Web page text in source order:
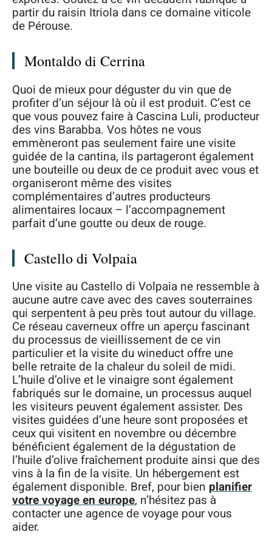
partir du raisin Itriola dans ce domaine viticole
de Pérouse.
Montaldo di Cerrina
Quoi de mieux pour déguster du vin que de
profiter d’un séjour là où il est produit. C’est ce
que vous pouvez faire à Cascina Luli, producteur
des vins Barabba. Vos hôtes ne vous
emmèneront pas seulement faire une visite
guidée de la cantina, ils partageront également
une bouteille ou deux de ce produit avec vous et
organiseront même des visites
complémentaires d’autres producteurs
alimentaires locaux – l’accompagnement
parfait d’une goutte ou deux de rouge.
Castello di Volpaia
Une visite au Castello di Volpaia ne ressemble à
aucune autre cave avec des caves souterraines
qui serpentent à peu près tout autour du village.
Ce réseau caverneux offre un aperçu fascinant
du processus de vieillissement de ce vin
particulier et la visite du wineduct offre une
belle retraite de la chaleur du soleil de midi.
L’huile d’olive et le vinaigre sont également
fabriqués sur le domaine, un processus auquel
les visiteurs peuvent également assister. Des
visites guidées d’une heure sont proposées et
ceux qui visitent en novembre ou décembre
bénéficient également de la dégustation de
l’huile d’olive fraîchement produite ainsi que des
vins à la fin de la visite. Un hébergement est
également disponible. Bref, pour bien planifier
votre voyage en europe, n’hésitez pas à
contacter une agence de voyage pour vous
aider.